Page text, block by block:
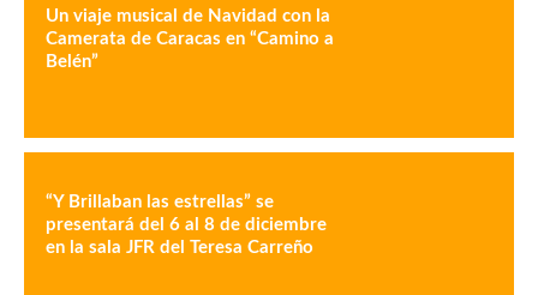
Un viaje musical de Navidad con la
Camerata de Caracas en “Camino a
Belén”
“Y Brillaban las estrellas” se
presentará del 6 al 8 de diciembre
en la sala JFR del Teresa Carreño